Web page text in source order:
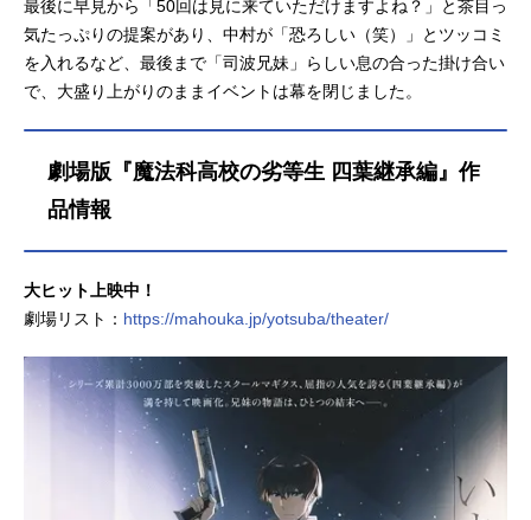
最後に早見から「50回は見に来ていただけますよね？」と茶目っ
気たっぷりの提案があり、中村が「恐ろしい（笑）」とツッコミ
を入れるなど、最後まで「司波兄妹」らしい息の合った掛け合い
で、大盛り上がりのままイベントは幕を閉じました。
劇場版『魔法科高校の劣等生 四葉継承編』作
品情報
⼤ヒット上映中！
劇場リスト： https://mahouka.jp/yotsuba/theater/